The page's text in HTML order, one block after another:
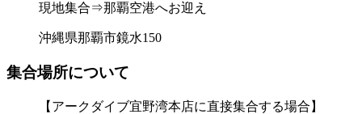
現地集合⇒那覇空港へお迎え
沖縄県那覇市鏡水150
集合場所について
【アークダイブ宜野湾本店に直接集合する場合】